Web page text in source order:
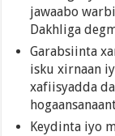
jawaabo
Dakhliga
Garabsiinta
isku xirnaan
xafiisyadda
Keydinta iyo